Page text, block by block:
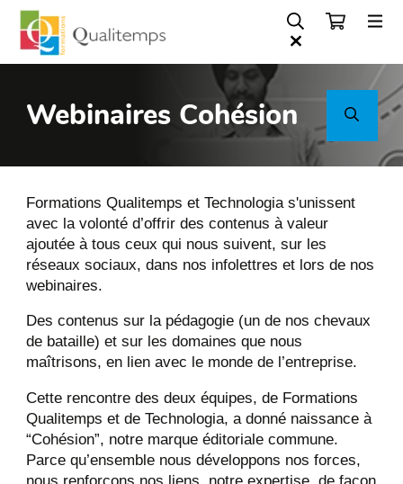
Webinaires Cohésion
Formations Qualitemps et Technologia s'unissent
avec la volonté d’offrir des contenus à valeur
ajoutée à tous ceux qui nous suivent, sur les
réseaux sociaux, dans nos infolettres et lors de nos
webinaires.
Des contenus sur la pédagogie (un de nos chevaux
de bataille) et sur les domaines que nous
maîtrisons, en lien avec le monde de l’entreprise.
Cette rencontre des deux équipes, de Formations
Qualitemps et de Technologia, a donné naissance à
“Cohésion”, notre marque éditoriale commune.
Parce qu’ensemble nous développons nos forces,